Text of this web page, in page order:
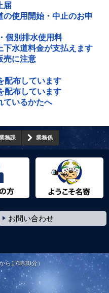
届
使用開始・中止のお申
個別排水使用料
下水道料金が支払えます
売に注意
配布しています
配布しています
ているかたへ
務課 業務係
お問い合わせ
ら17時30分）